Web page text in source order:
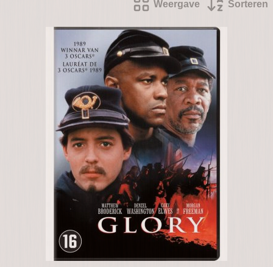
Weergave Sorteren